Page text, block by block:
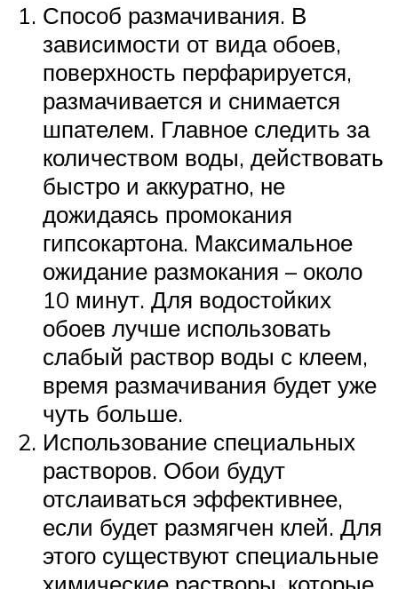
Способ размачивания. В
зависимости от вида обоев,
поверхность перфарируется,
размачивается и снимается
шпателем. Главное следить за
количеством воды, действовать
быстро и аккуратно, не
дожидаясь промокания
гипсокартона. Максимальное
ожидание размокания – около
10 минут. Для водостойких
обоев лучше использовать
слабый раствор воды с клеем,
время размачивания будет уже
чуть больше.
Использование специальных
растворов. Обои будут
отслаиваться эффективнее,
если будет размягчен клей. Для
этого существуют специальные